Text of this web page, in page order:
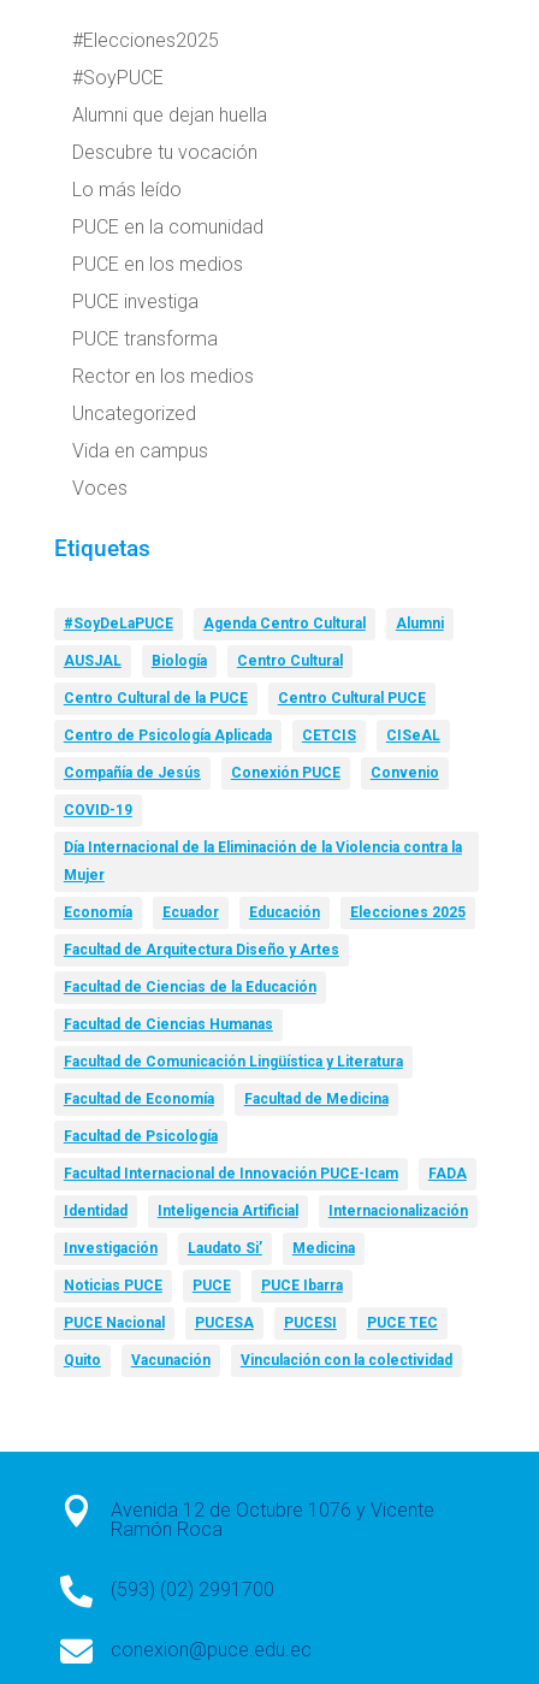
#Elecciones2025
#SoyPUCE
Alumni que dejan huella
Descubre tu vocación
Lo más leído
PUCE en la comunidad
PUCE en los medios
PUCE investiga
PUCE transforma
Rector en los medios
Uncategorized
Vida en campus
Voces
Etiquetas
#SoyDeLaPUCE Agenda Centro Cultural Alumni
AUSJAL Biología Centro Cultural
Centro Cultural de la PUCE Centro Cultural PUCE
Centro de Psicología Aplicada CETCIS CISeAL
Compañía de Jesús Conexión PUCE Convenio
COVID-19
Día Internacional de la Eliminación de la Violencia contra la
Mujer
Economía Ecuador Educación Elecciones 2025
Facultad de Arquitectura Diseño y Artes
Facultad de Ciencias de la Educación
Facultad de Ciencias Humanas
Facultad de Comunicación Lingüística y Literatura
Facultad de Economía Facultad de Medicina
Facultad de Psicología
Facultad Internacional de Innovación PUCE-Icam FADA
Identidad Inteligencia Artificial Internacionalización
Investigación Laudato Si’ Medicina
Noticias PUCE PUCE PUCE Ibarra
PUCE Nacional PUCESA PUCESI PUCE TEC
Quito Vacunación Vinculación con la colectividad

Avenida 12 de Octubre 1076 y Vicente
Ramón Roca
 (593) (02) 2991700
 conexion@puce.edu.ec